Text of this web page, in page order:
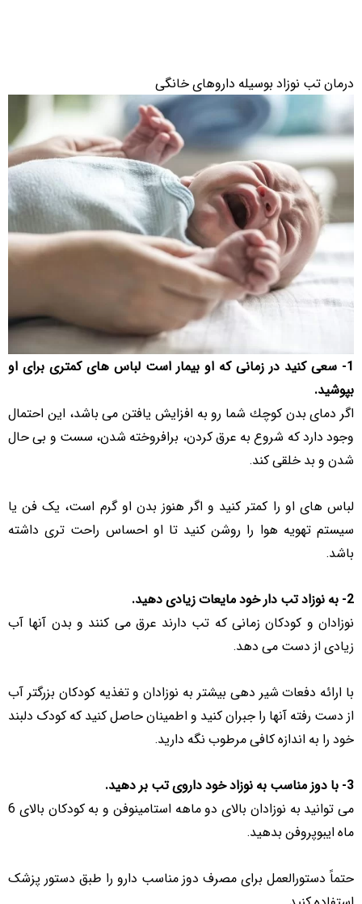
درمان تب نوزاد بوسیله داروهای خانگی
1- سعی کنید در زمانی که او بیمار است لباس های کمتری برای او
بپوشید.
اگر دمای بدن كوچك شما رو به افزایش یافتن می باشد، این احتمال
وجود دارد كه شروع به عرق کردن، برافروخته شدن، سست و بی حال
شدن و بد خلقی كند.
لباس های او را کمتر کنید و اگر هنوز بدن او گرم است، یک فن یا
سیستم تهویه هوا را روشن کنید تا او احساس راحت تری داشته
باشد.
2- به نوزاد تب دار خود مایعات زیادی دهید.
نوزادان و کودکان زمانی که تب دارند عرق می کنند و بدن آنها آب
زیادی از دست می دهد.
با ارائه دفعات شیر دهی بیشتر به نوزادان و تغذیه کودکان بزرگتر آب
از دست رفته آنها را جبران کنید و اطمینان حاصل کنید که کودک دلبند
خود را به اندازه کافی مرطوب نگه دارید.
3- با دوز مناسب به نوزاد خود داروی تب بر دهید.
می توانید به نوزادان بالای دو ماهه استامینوفن و به کودکان بالای 6
ماه ایبوپروفن بدهید.
حتماً دستورالعمل برای مصرف دوز مناسب دارو را طبق دستور پزشک